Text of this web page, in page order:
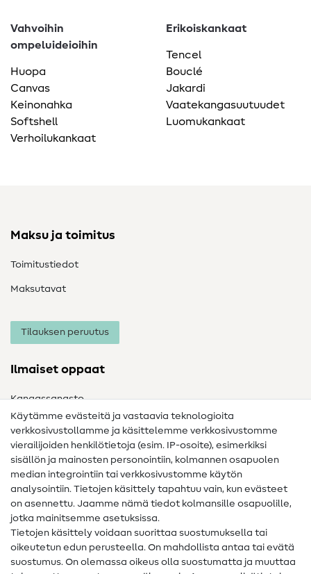
Vahvoihin
ompeluideioihin
Huopa
Canvas
Keinonahka
Softshell
Verhoilukankaat
Erikoiskankaat
Tencel
Bouclé
Jakardi
Vaatekangasuutuudet
Luomukankaat
Maksu ja toimitus
Toimitustiedot
Maksutavat
Tilauksen peruutus
Ilmaiset oppaat
Kangassanasto
Ompelusanasto
Ompeluohjeet
Apua ja yhteystiedot
Yhteystiedot
Tietoa omistajanvaihdoksesta
FAQ
Käytämme evästeitä ja vastaavia teknologioita
verkkosivustollamme ja käsittelemme verkkosivustomme
vierailijoiden henkilötietoja (esim. IP-osoite), esimerkiksi
sisällön ja mainosten personointiin, kolmannen osapuolen
median integrointiin tai verkkosivustomme käytön
analysointiin. Tietojen käsittely tapahtuu vain, kun evästeet
on asennettu. Jaamme nämä tiedot kolmansille osapuolille,
jotka mainitsemme asetuksissa.
Tietojen käsittely voidaan suorittaa suostumuksella tai
oikeutetun edun perusteella. On mahdollista antaa tai evätä
suostumus. On olemassa oikeus olla suostumatta ja muuttaa